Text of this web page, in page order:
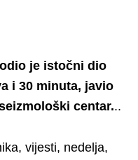
je istočni dio
i 30 minuta, javio
centar...
vijesti, nedelja,